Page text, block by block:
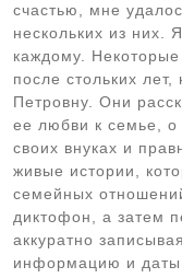
счастью, мне
нескольких из них.
каждому.
после стольких
Петровну. Они
ее любви к семье, о
своих внуках и
живые истории,
семейных
диктофон, а затем
аккуратно
информацию и даты